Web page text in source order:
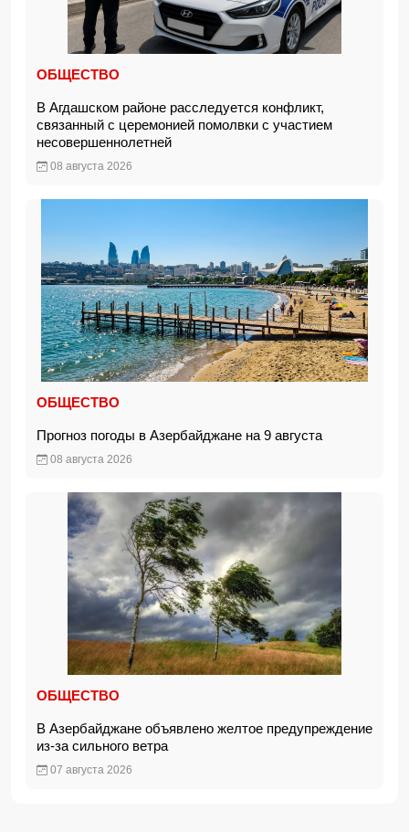
ОБЩЕСТВО
В Агдашском районе расследуется конфликт,
связанный с церемонией помолвки с участием
несовершеннолетней
08 августа 2026
ОБЩЕСТВО
Прогноз погоды в Азербайджане на 9 августа
08 августа 2026
ОБЩЕСТВО
В Азербайджане объявлено желтое предупреждение
из-за сильного ветра
07 августа 2026